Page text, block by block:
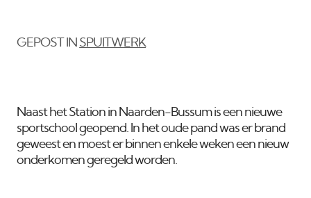
GEPOST IN SPUITWERK
Naast het Station in Naarden-Bussum is een nieuwe
sportschool geopend. In het oude pand was er brand
geweest en moest er binnen enkele weken een nieuw
onderkomen geregeld worden.